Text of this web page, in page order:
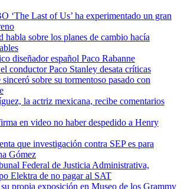
‘The Last of Us’ ha experimentado un gran
habla sobre los planes de cambio hacía
diseñador español Paco Rabanne
conductor Paco Stanley desata críticas
sobre su tormentoso pasado con
la actriz mexicana, recibe comentarios
en video no haber despedido a Henry
que investigación contra SEP es para
Gómez
Federal de Justicia Administrativa,
Elektra de no pagar al SAT
propia exposición en Museo de los Grammy